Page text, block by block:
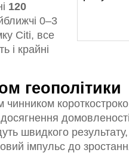
120
0–3
Citi, все
і крайні
геополітики
швидкого результату,
імпульс до